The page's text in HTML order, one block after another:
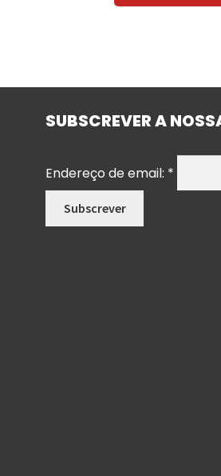
SUBSCREVER A
Endereço de email: *